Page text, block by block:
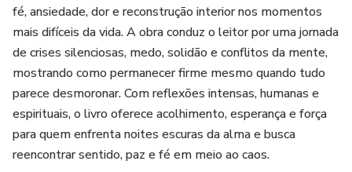
fé, ansiedade, dor e reconstrução interior nos momentos
mais difíceis da vida. A obra conduz o leitor por uma jornada
de crises silenciosas, medo, solidão e conflitos da mente,
mostrando como permanecer firme mesmo quando tudo
parece desmoronar. Com reflexões intensas, humanas e
espirituais, o livro oferece acolhimento, esperança e força
para quem enfrenta noites escuras da alma e busca
reencontrar sentido, paz e fé em meio ao caos.